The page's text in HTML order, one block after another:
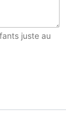
juste au